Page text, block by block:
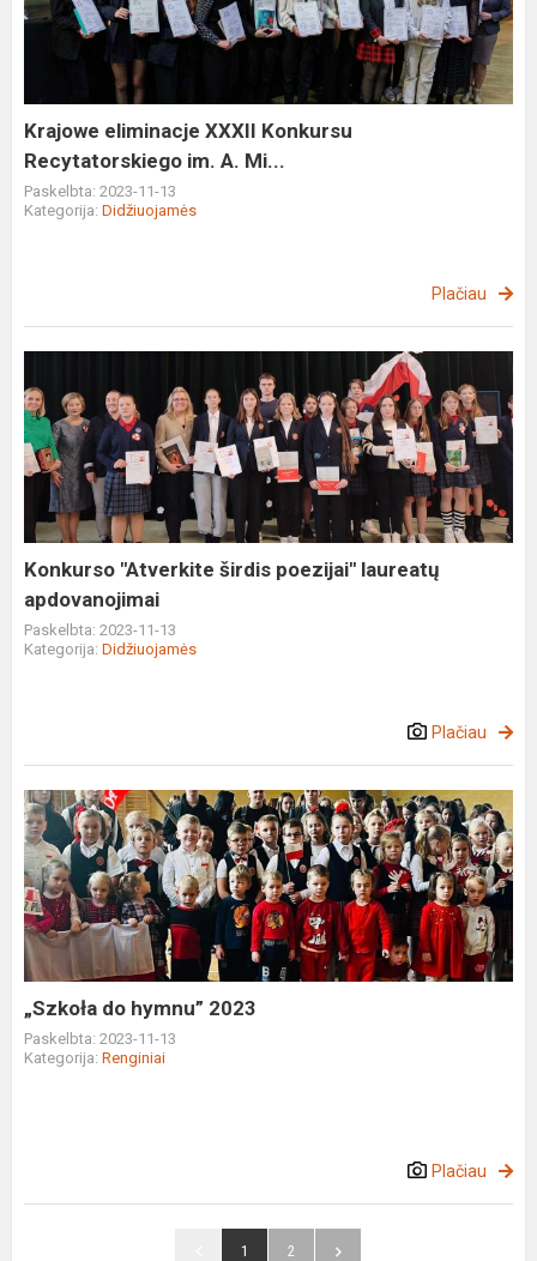
Konkursu
Recytatorskiego
Mi...
Krajowe eliminacje XXXII Konkursu
Recytatorskiego im. A. Mi...
Paskelbta: 2023-11-13
Kategorija: Didžiuojamės
Plačiau
"Atverkite
širdis
poezijai"
laureatų
apdovanojimai
Konkurso "Atverkite širdis poezijai" laureatų
apdovanojimai
Paskelbta: 2023-11-13
Kategorija: Didžiuojamės
Plačiau
„Szkoła
do
hymnu”
2023
„Szkoła do hymnu” 2023
Paskelbta: 2023-11-13
Kategorija: Renginiai
Plačiau
1 2